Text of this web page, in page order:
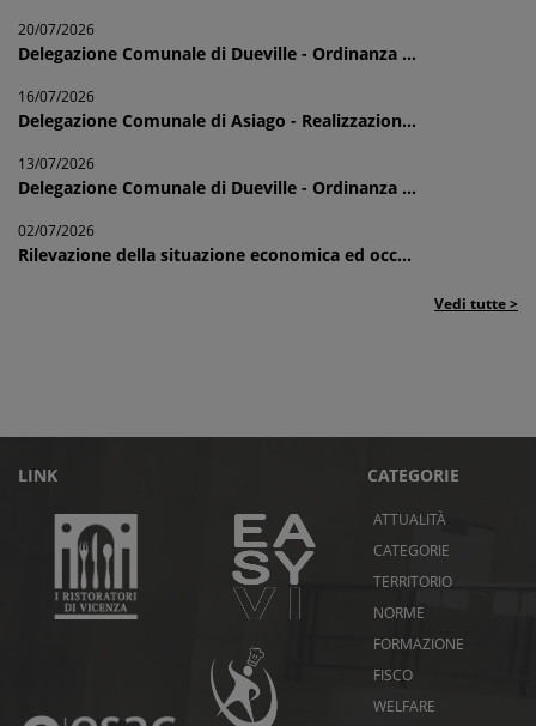
20/07/2026
Delegazione Comunale di Dueville - Ordinanza ...
16/07/2026
Delegazione Comunale di Asiago - Realizzazion...
13/07/2026
Delegazione Comunale di Dueville - Ordinanza ...
02/07/2026
Rilevazione della situazione economica ed occ...
Vedi tutte >
LINK CATEGORIE
ATTUALITÀ
CATEGORIE
TERRITORIO
NORME
FORMAZIONE
FISCO
WELFARE